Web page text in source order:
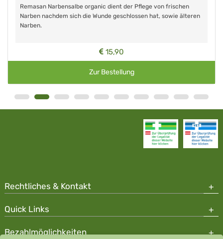
Remasan Narbensalbe organic dient der Pflege von frischen
Narben nachdem sich die Wunde geschlossen hat, sowie älteren
Narben.
15,90
Zur Bestellung
Rechtliches & Kontakt
Quick Links
Bezahlmöglichkeiten